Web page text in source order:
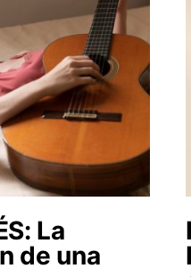
La
de una